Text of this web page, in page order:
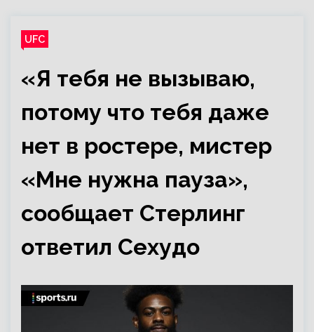
UFC
«Я тебя не вызываю,
потому что тебя даже
нет в ростере, мистер
«Мне нужна пауза»,
сообщает Стерлинг
ответил Сехудо